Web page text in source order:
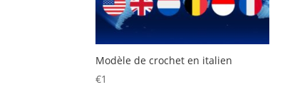
Modèle de crochet en italien
€1